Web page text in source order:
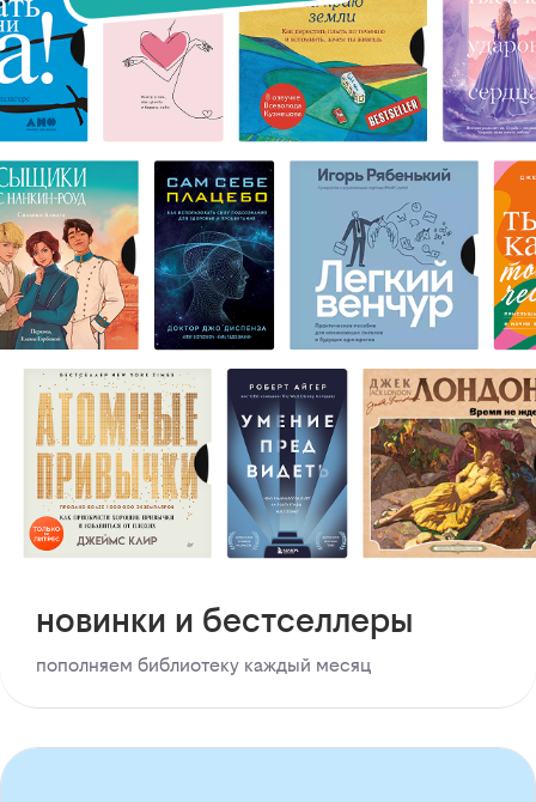
новинки и бестселлеры
пополняем библиотеку каждый месяц